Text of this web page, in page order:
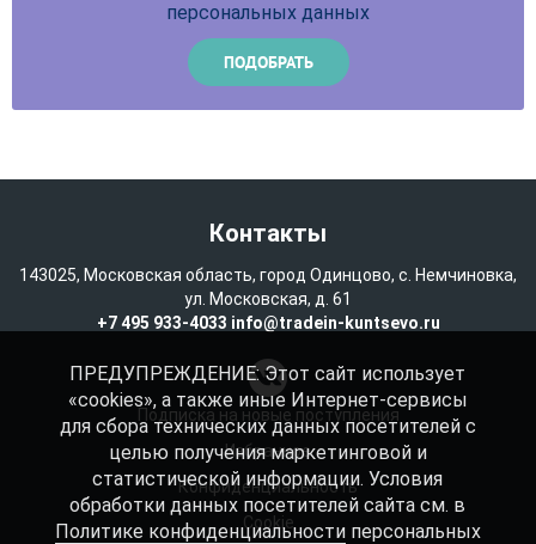
персональных данных
Контакты
143025, Московская область, город Одинцово, с. Немчиновка,
ул. Московская, д. 61
+7 495 933-4033 info@tradein-kuntsevo.ru
Подписка на новые поступления
Избранное
Конфиденциальность
Cookie
ПРЕДУПРЕЖДЕНИЕ: Этот сайт использует
«cookies», а также иные Интернет-сервисы
для сбора технических данных посетителей с
целью получения маркетинговой и
статистической информации. Условия
обработки данных посетителей сайта см. в
Политике конфиденциальностиперсональных